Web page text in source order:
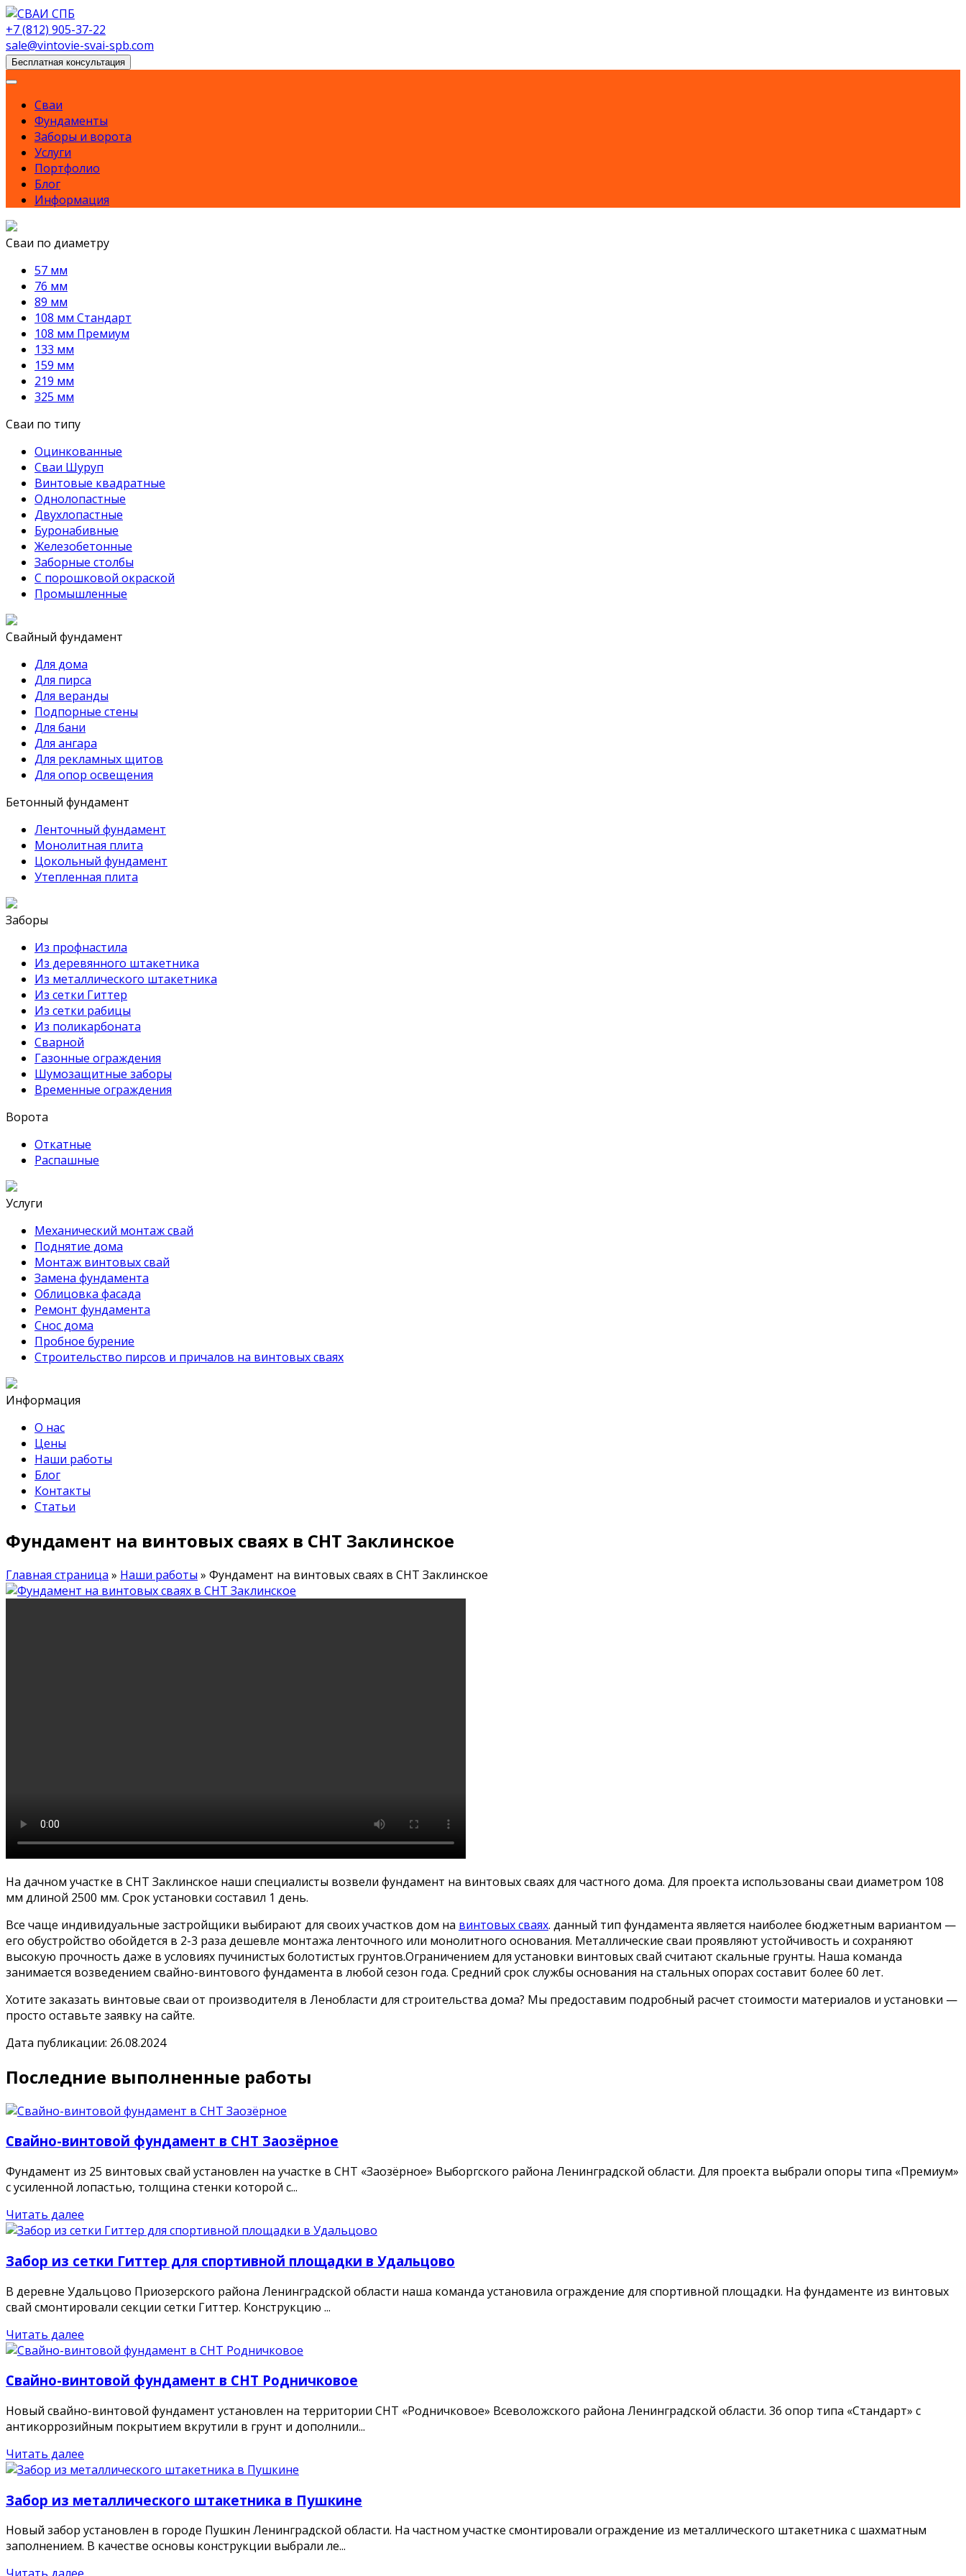
Skip
to
content
+7 (812) 905-37-22
sale@vintovie-svai-spb.com
Бесплатная консультация
Сваи
Фундаменты
Заборы и ворота
Услуги
Портфолио
Блог
Информация
Сваи по диаметру
57 мм
76 мм
89 мм
108 мм Стандарт
108 мм Премиум
133 мм
159 мм
219 мм
325 мм
Сваи по типу
Оцинкованные
Сваи Шуруп
Винтовые квадратные
Однолопастные
Двухлопастные
Буронабивные
Железобетонные
Заборные столбы
С порошковой окраской
Промышленные
Свайный фундамент
Для дома
Для пирса
Для веранды
Подпорные стены
Для бани
Для ангара
Для рекламных щитов
Для опор освещения
Бетонный фундамент
Ленточный фундамент
Монолитная плита
Цокольный фундамент
Утепленная плита
Заборы
Из профнастила
Из деревянного штакетника
Из металлического штакетника
Из сетки Гиттер
Из сетки рабицы
Из поликарбоната
Сварной
Газонные ограждения
Шумозащитные заборы
Временные ограждения
Ворота
Откатные
Распашные
Услуги
Механический монтаж свай
Поднятие дома
Монтаж винтовых свай
Замена фундамента
Облицовка фасада
Ремонт фундамента
Снос дома
Пробное бурение
Строительство пирсов и причалов на винтовых сваях
Информация
О нас
Цены
Наши работы
Блог
Контакты
Статьи
Фундамент на винтовых сваях в СНТ Заклинское
Главная страница » Наши работы » Фундамент на винтовых сваях в СНТ Заклинское
На дачном участке в СНТ Заклинское наши специалисты возвели фундамент на винтовых сваях для частного дома. Для проекта использованы сваи диаметром 108
мм длиной 2500 мм. Срок установки составил 1 день.
Все чаще индивидуальные застройщики выбирают для своих участков дом на винтовых сваях. данный тип фундамента является наиболее бюджетным вариантом —
его обустройство обойдется в 2-3 раза дешевле монтажа ленточного или монолитного основания. Металлические сваи проявляют устойчивость и сохраняют
высокую прочность даже в условиях пучинистых болотистых грунтов.Ограничением для установки винтовых свай считают скальные грунты. Наша команда
занимается возведением свайно-винтового фундамента в любой сезон года. Средний срок службы основания на стальных опорах составит более 60 лет.
Хотите заказать винтовые сваи от производителя в Ленобласти для строительства дома? Мы предоставим подробный расчет стоимости материалов и установки —
просто оставьте заявку на сайте.
Дата публикации: 26.08.2024
Последние выполненные работы
Свайно-винтовой фундамент в СНТ Заозёрное
Фундамент из 25 винтовых свай установлен на участке в СНТ «Заозёрное» Выборгского района Ленинградской области. Для проекта выбрали опоры типа «Премиум»
с усиленной лопастью, толщина стенки которой с...
Читать далее
Забор из сетки Гиттер для спортивной площадки в Удальцово
В деревне Удальцово Приозерского района Ленинградской области наша команда установила ограждение для спортивной площадки. На фундаменте из винтовых
свай смонтировали секции сетки Гиттер. Конструкцию ...
Читать далее
Свайно-винтовой фундамент в СНТ Родничковое
Новый свайно-винтовой фундамент установлен на территории СНТ «Родничковое» Всеволожского района Ленинградской области. 36 опор типа «Стандарт» с
антикоррозийным покрытием вкрутили в грунт и дополнили...
Читать далее
Забор из металлического штакетника в Пушкине
Новый забор установлен в городе Пушкин Ленинградской области. На частном участке смонтировали ограждение из металлического штакетника с шахматным
заполнением. В качестве основы конструкции выбрали ле...